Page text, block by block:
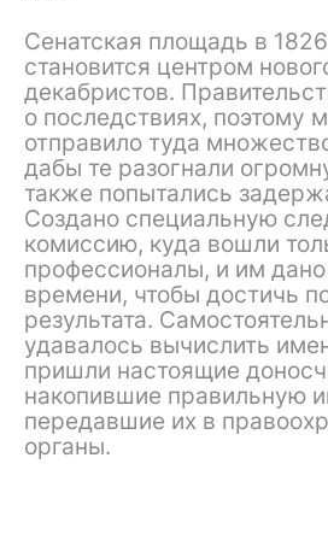
Сенатская площадь в
становится центром
декабристов.
о последствиях, поэтому
отправило туда
дабы те разогнали
также попытались
Создано специальную
комиссию, куда вошли
профессионалы, и им
времени, чтобы достичь
результата.
удавалось вычислить
пришли настоящие
накопившие правильную
передавшие их в
органы.